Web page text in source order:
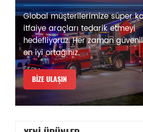
Global müşterilerimize süper
itfaiye araçları tedarik etmeyi
hedefliyoruz. Her zaman
en iyi ortağınız.
BIZE ULAŞIN